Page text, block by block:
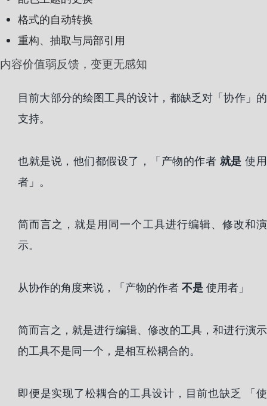
格式的自动转换
重构、抽取与局部引用
内容价值弱反馈，变更无感知
目前大部分的绘图工具的设计，都缺乏对「协作」的
支持。
也就是说，他们都假设了，「产物的作者 就是 使用
者」。
简而言之，就是用同一个工具进行编辑、修改和演
示。
从协作的角度来说，「产物的作者 不是 使用者」
简而言之，就是进行编辑、修改的工具，和进行演示
的工具不是同一个，是相互松耦合的。
即便是实现了松耦合的工具设计，目前也缺乏 「使